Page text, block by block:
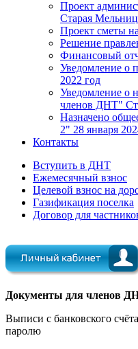
Проект
Старая
Проект сметы
Решение
Финансовый
Уведомление о
2022 год
Уведомление о
членов ДНТ"
Назначено
2" 28 января
Контакты
Вступить в ДНТ
Ежемесячный взнос
Целевой взнос на
Газификация поселка
Договор для
Документы для членов
Выписи с банковского
паролю